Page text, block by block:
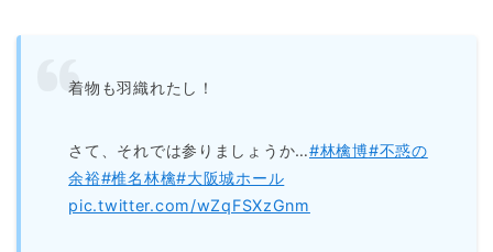
着物も羽織れたし！
さて、それでは参りましょうか…#林檎博#不惑の
余裕#椎名林檎#大阪城ホール
pic.twitter.com/wZqFSXzGnm